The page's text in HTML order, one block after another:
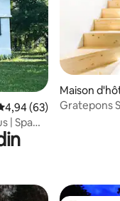
: 4,91 sur 5
moyenne sur
4,94 (63)
| Spa
Maison
Gratepons